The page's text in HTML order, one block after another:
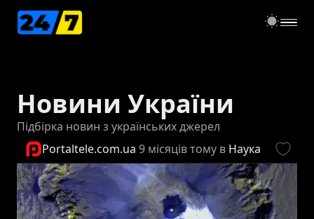
Новини України
Підбірка новин з українських джерел
Portaltele.com.ua 9 місяців тому в Наука